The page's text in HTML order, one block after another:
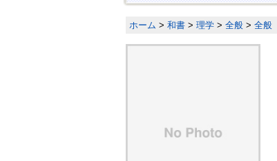
ホーム > 和書 > 理学 > 全般 > 全般